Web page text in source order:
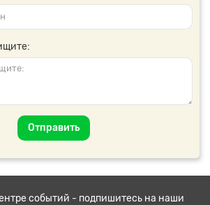
Отправить
событий - подпишитесь на наши